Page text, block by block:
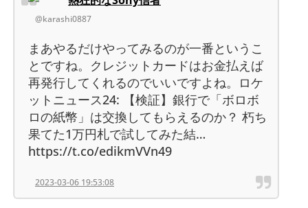
@karashi0887
まあやるだけやってみるのが一番というこ
とですね。クレジットカードはお金払えば
再発行してくれるのでいいですよね。ロケ
ットニュース24: 【検証】銀行で「ボロボ
ロの紙幣」は交換してもらえるのか？ 朽ち
果てた1万円札で試してみた結…
https://t.co/edikmVVn49
2023-03-06 19:53:08